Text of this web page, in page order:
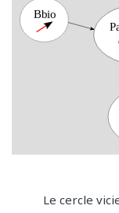
Le cercle